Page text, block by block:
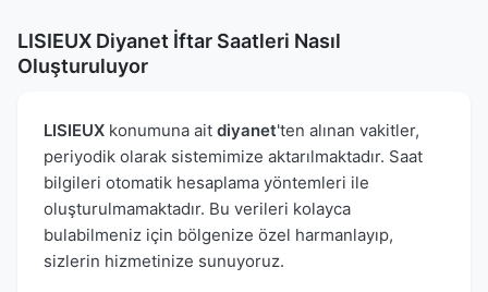
LISIEUX Diyanet İftar Saatleri Nasıl
Oluşturuluyor
LISIEUX konumuna ait diyanet'ten alınan vakitler,
periyodik olarak sistemimize aktarılmaktadır. Saat
bilgileri otomatik hesaplama yöntemleri ile
oluşturulmamaktadır. Bu verileri kolayca
bulabilmeniz için bölgenize özel harmanlayıp,
sizlerin hizmetinize sunuyoruz.